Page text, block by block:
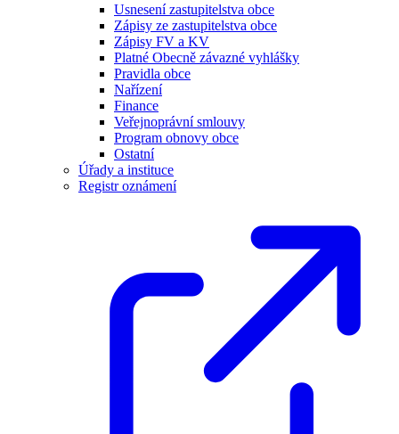
Usnesení zastupitelstva obce
Zápisy ze zastupitelstva obce
Zápisy FV a KV
Platné Obecně závazné vyhlášky
Pravidla obce
Nařízení
Finance
Veřejnoprávní smlouvy
Program obnovy obce
Ostatní
Úřady a instituce
Registr oznámení